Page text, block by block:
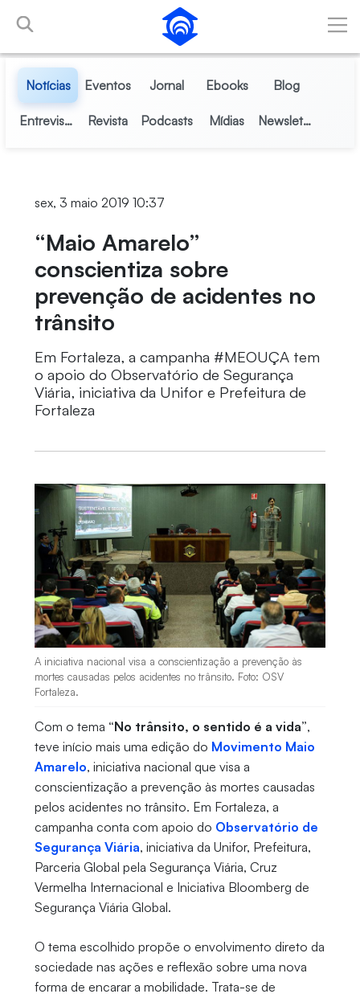
Pular para o Conteúdo principal
Notícias Eventos Jornal Ebooks Blog
Entrevistas Revista Podcasts Mídias Newsletter
sex, 3 maio 2019 10:37
“Maio Amarelo”
conscientiza sobre
prevenção de acidentes no
trânsito
Em Fortaleza, a campanha #MEOUÇA tem
o apoio do Observatório de Segurança
Viária, iniciativa da Unifor e Prefeitura de
Fortaleza
A iniciativa nacional visa a conscientização a prevenção às
mortes causadas pelos acidentes no trânsito. Foto: OSV
Fortaleza.
Com o tema “No trânsito, o sentido é a vida”,
teve início mais uma edição do Movimento Maio
Amarelo, iniciativa nacional que visa a
conscientização a prevenção às mortes causadas
pelos acidentes no trânsito. Em Fortaleza, a
campanha conta com apoio do Observatório de
Segurança Viária, iniciativa da Unifor, Prefeitura,
Parceria Global pela Segurança Viária, Cruz
Vermelha Internacional e Iniciativa Bloomberg de
Segurança Viária Global.
O tema escolhido propõe o envolvimento direto da
sociedade nas ações e reflexão sobre uma nova
forma de encarar a mobilidade. Trata-se de